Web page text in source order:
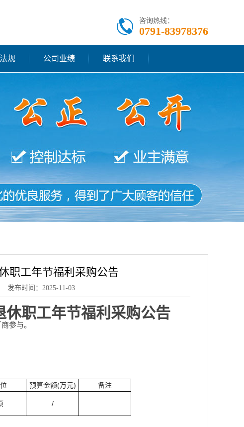
咨询热线：
0791-83978376
规 公司业绩 联系我们
职工年节福利采购公告
布时间：2025-11-03
休职工年节福利采购公告
参与。
预算金额(万元) 备注
/